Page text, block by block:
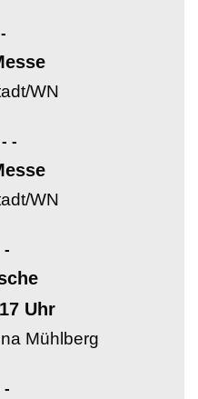
-
WN
- -
WN
-
Uhr
Mühlberg
-